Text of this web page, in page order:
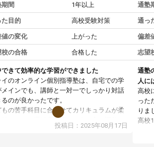
間 1年以上
た目的 高校受験対策
値の変化 上がった
校の合格 合格した
できて効率的な学習ができました
イのオンライン個別指導塾は、自宅での学
メインでも、講師と一対一でしっかり対話
のが良かったです。
もの苦手科目に合わせてカリキュラムが柔
組まれて、理解度に応じて進み方を調整し
投稿日：2025年08月17日
通塾
通っ
偏差
志望
通塾
人に
高校
った
りま
高校
で
定